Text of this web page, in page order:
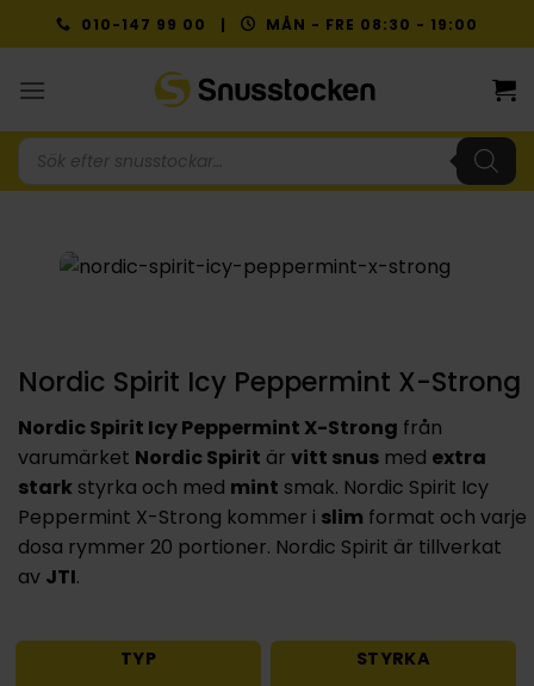
to
010-147 99 00 | MÅN - FRE 08:30 - 19:00
Produktsökning
Nordic Spirit Icy Peppermint X-Strong
Nordic Spirit Icy Peppermint X-Strong från
varumärket Nordic Spirit är vitt snus med extra
stark styrka och med mint smak. Nordic Spirit Icy
Peppermint X-Strong kommer i slim format och varje
dosa rymmer 20 portioner. Nordic Spirit är tillverkat
av JTI.
TYP STYRKA